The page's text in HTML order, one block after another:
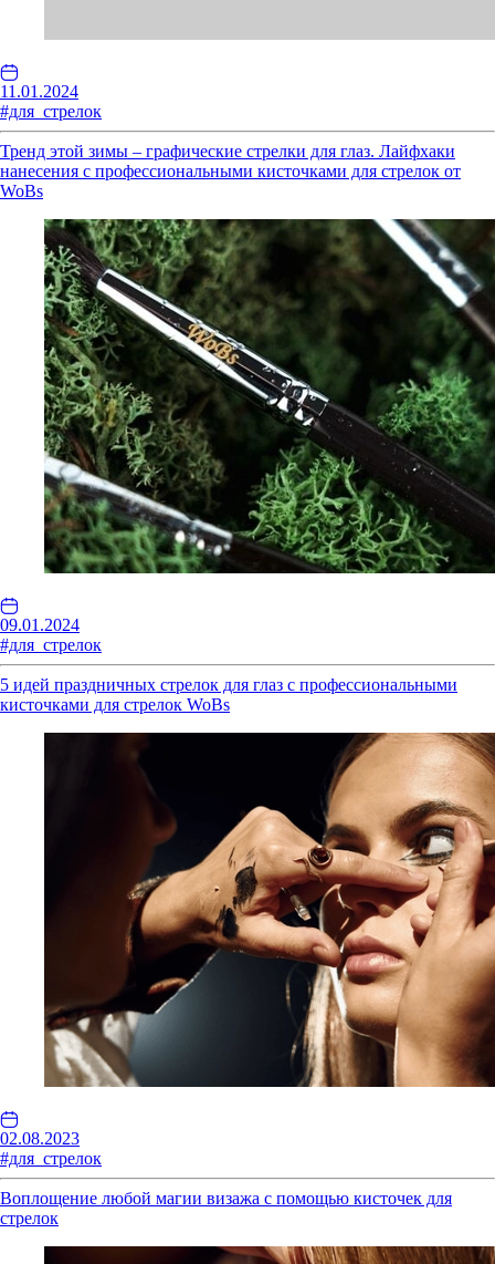
11.01.2024
#для_стрелок
Тренд этой зимы – графические стрелки для глаз. Лайфхаки
нанесения с профессиональными кисточками для стрелок от
WoBs
09.01.2024
#для_стрелок
5 идей праздничных стрелок для глаз с профессиональными
кисточками для стрелок WoBs
02.08.2023
#для_стрелок
Воплощение любой магии визажа с помощью кисточек для
стрелок